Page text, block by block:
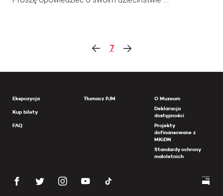
7
Ekspozycja
Kup bilety
FAQ
Tłumacz PJM
O Muzeum
Deklaracja
dostępności
Projekty
dofinansowane z
MKiDN
Standardy ochrony
małoletnich